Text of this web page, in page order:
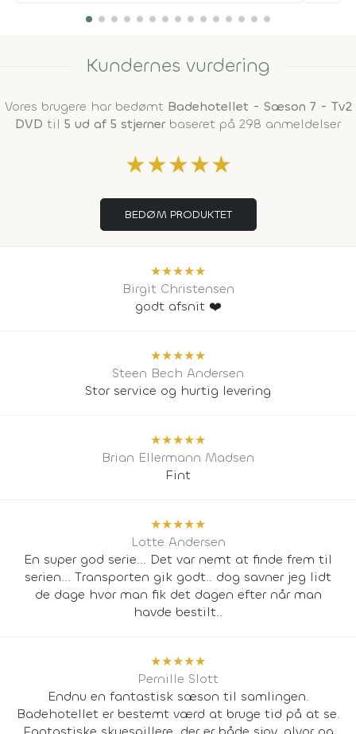
Kundernes vurdering
Vores brugere har bedømt Badehotellet - Sæson 7 - Tv2
DVD til 5 ud af 5 stjernerbaseret på 298 anmeldelser
★★★★★
BEDØM PRODUKTET
★★★★★
Birgit Christensen
godt afsnit ❤️
★★★★★
Steen Bech Andersen
Stor service og hurtig levering
★★★★★
Brian Ellermann Madsen
Fint
★★★★★
Lotte Andersen
En super god serie... Det var nemt at finde frem til
serien... Transporten gik godt.. dog savner jeg lidt
de dage hvor man fik det dagen efter når man
havde bestilt..
★★★★★
Pernille Slott
Endnu en fantastisk sæson til samlingen.
Badehotellet er bestemt værd at bruge tid på at se.